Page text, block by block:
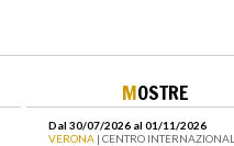
MOSTRE
Dal 30/07/2026 al 01/11/2026
VERONA | CENTRO